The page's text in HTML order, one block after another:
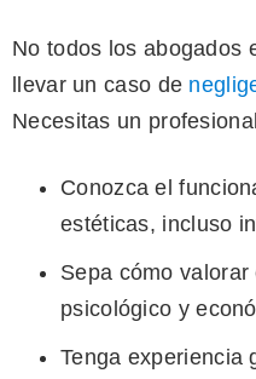
No todos los abogados
llevar un caso de
Necesitas un
Conozca el
estéticas, incluso
Sepa cómo
psicológico y
Tenga experiencia